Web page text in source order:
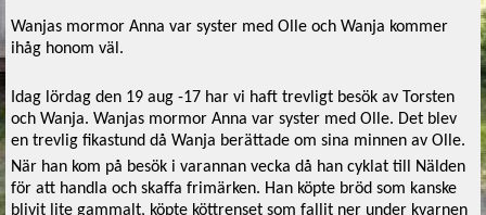
Wanjas mormor Anna var syster med Olle och Wanja kommer
ihåg honom väl.
Idag lördag den 19 aug -17 har vi haft trevligt besök av Torsten
och Wanja. Wanjas mormor Anna var syster med Olle. Det blev
en trevlig fikastund då Wanja berättade om sina minnen av Olle.
När han kom på besök i varannan vecka då han cyklat till Nälden
för att handla och skaffa frimärken. Han köpte bröd som kanske
blivit lite gammalt, köpte köttrenset som fallit ner under kvarnen